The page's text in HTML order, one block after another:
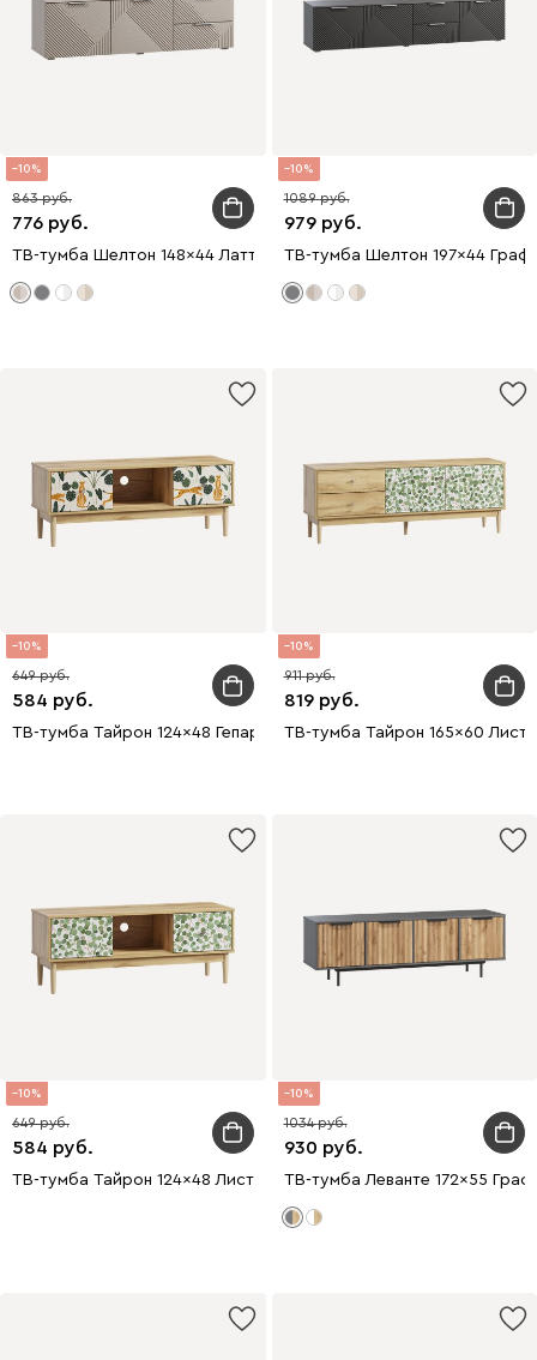
10
776
863
ТВ-тумба Шелтон 148x44 Латте
10
979
1089
ТВ-тумба Шелтон 197x44
10
584
649
ТВ-тумба Тайрон 124x48 Гепард
10
819
911
ТВ-тумба Тайрон 165x60
10
584
649
ТВ-тумба Тайрон 124x48 Листва
10
930
1034
ТВ-тумба Леванте 172x55